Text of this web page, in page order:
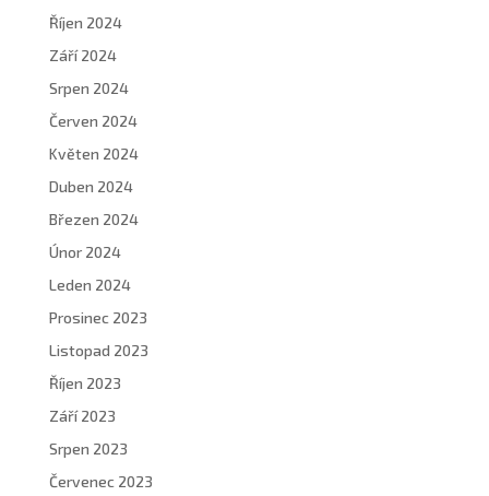
Říjen 2024
Září 2024
Srpen 2024
Červen 2024
Květen 2024
Duben 2024
Březen 2024
Únor 2024
Leden 2024
Prosinec 2023
Listopad 2023
Říjen 2023
Září 2023
Srpen 2023
Červenec 2023